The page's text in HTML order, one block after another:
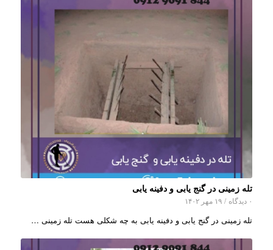
تله زمینی در گنج یابی و دفینه یابی
۰ دیدگاه / ۱۹ مهر ۱۴۰۲
تله زمینی در گنج یابی و دفینه یابی به چه شکلی هست تله زمینی …